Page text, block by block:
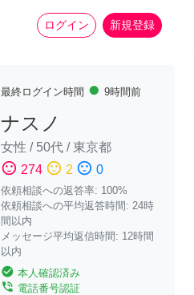
ログイン 新規登録
家事 more_horiz
最終ログイン時間 fiber_manual_record 9時間前
ナスノ
女性 / 50代 /東京都
sentiment_satisfied 274 sentiment_neutral 2 sentiment_dissatisfied 0
依頼相談への返答率: 100%
依頼相談への平均返答時間: 24時
間以内
メッセージ平均返信時間: 12時間
以内
check_circle 本人確認済み
phone_in_talk 電話番号認証